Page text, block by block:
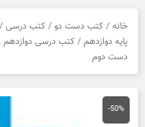
خانه / کتب دست دو / کتب درسی /
پایه دوازدهم / کتب درسی دوازدهم
دست دوم
-50%